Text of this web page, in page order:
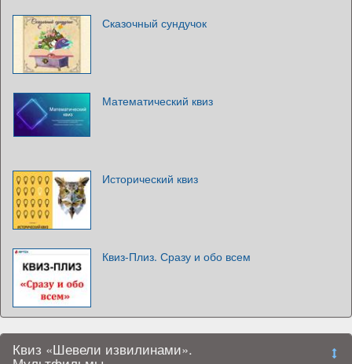
Сказочный сундучок
Математический квиз
Исторический квиз
Квиз-Плиз. Сразу и обо всем
Квиз «Шевели извилинами».